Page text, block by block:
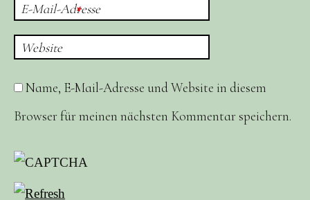
E-Mail-Adresse
*
Website
Name, E-Mail-Adresse und Website in diesem
Browser für meinen nächsten Kommentar speichern.